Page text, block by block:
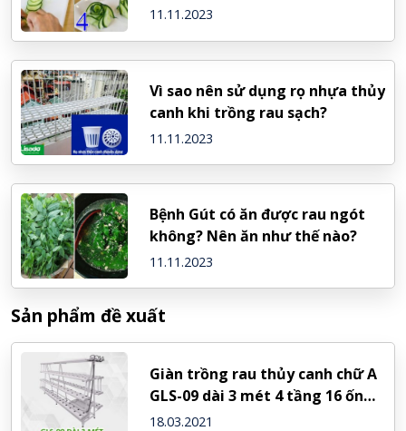
11.11.2023
Vì sao nên sử dụng rọ nhựa thủy
canh khi trồng rau sạch?
11.11.2023
Bệnh Gút có ăn được rau ngót
không? Nên ăn như thế nào?
11.11.2023
Sản phẩm đề xuất
Giàn trồng rau thủy canh chữ A
GLS-09 dài 3 mét 4 tầng 16 ống,
264 rọ trồng
18.03.2021